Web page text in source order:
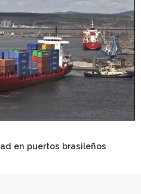
en puertos brasileños